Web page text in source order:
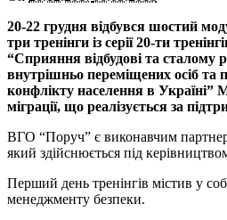
20-22 грудня відбувся шостий
три тренінги із серії 20-ти
“Сприяння відбудові та сталому
внутрішньо переміщених осіб та
конфлікту населення в Україні”
міграції, що реалізується за
ВГО “Поруч” є виконавчим
який здійснюється під
Перший день тренінгів містив у
менеджменту безпеки.